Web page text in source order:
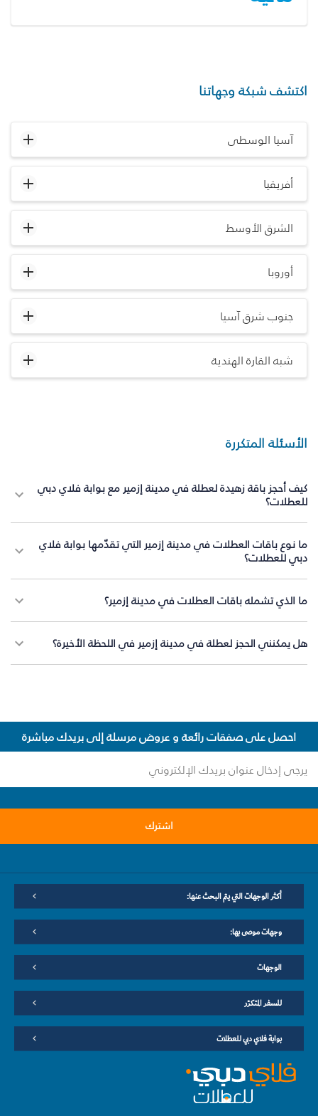
اكتشف شبكة وجهاتنا
آسيا الوسطى
أفريقيا
الشرق الأوسط
أوروبا
جنوب شرق آسيا
شبه القارة الهندية
الأسئلة المتكررة
كيف أحجز باقة زهيدة لعطلة في مدينة إزمير مع بوابة فلاي دبي
للعطلات؟
ما نوع باقات العطلات في مدينة إزمير التي تقدّمها بوابة فلاي
دبي للعطلات؟
ما الذي تشمله باقات العطلات في مدينة إزمير؟
هل يمكنني الحجز لعطلة في مدينة إزمير في اللحظة الأخيرة؟
احصل على صفقات رائعة و عروض مرسلة إلى بريدك مباشرة
اشترك
أكثر الوجهات التي يتم البحث عنها:
وجهات موصى بها:
الوجهات
للسفر المتكرّر
بوابة فلاي دبي للعطلات